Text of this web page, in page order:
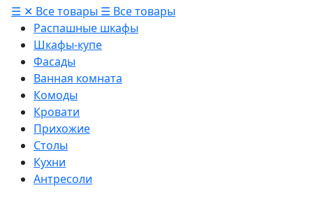
☰ ✕ Все товары ☰ Все товары
Распашные шкафы
Шкафы-купе
Фасады
Ванная комната
Комоды
Кровати
Прихожие
Столы
Кухни
Антресоли